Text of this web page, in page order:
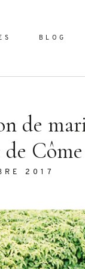
BLOG
de
Côme
2017
Home
Portfolio
Blog
About